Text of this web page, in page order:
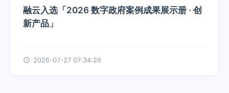
融云入选「2026 数字政府案例成果展示册 · 创
新产品」
2026-07-27 07:34:26